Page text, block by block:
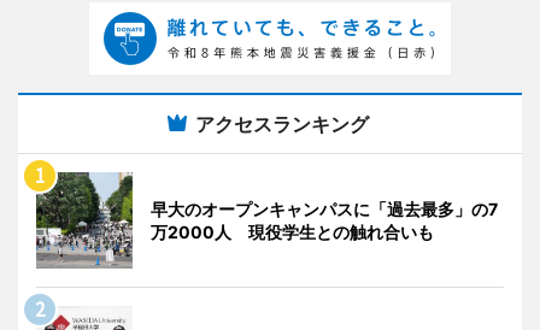
アクセスランキング
早大のオープンキャンパスに「過去最多」の7
万2000人 現役学生との触れ合いも